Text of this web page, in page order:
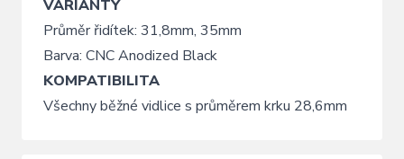
VARIANTY
Průměr řidítek: 31,8mm, 35mm
Barva: CNC Anodized Black
KOMPATIBILITA
Všechny běžné vidlice s průměrem krku 28,6mm